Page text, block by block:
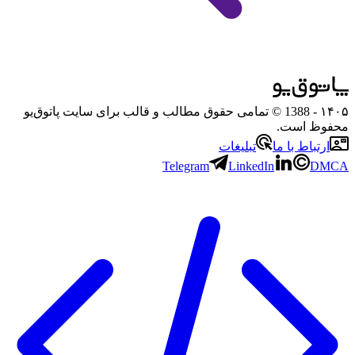
۱۴۰۵
- 1388 © تمامی حقوق مطالب و قالب برای سایت پاتوق‌یو
محفوظ است.
ارتباط با ما
تبلیغات
Telegram
LinkedIn DMCA